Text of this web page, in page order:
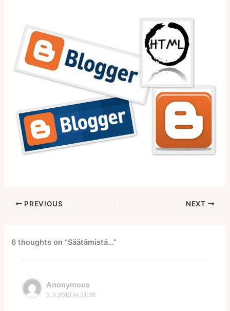
PREVIOUS NEXT
6 thoughts on “Säätämistä…”
Anonymous
3.3.2012 at 21:26